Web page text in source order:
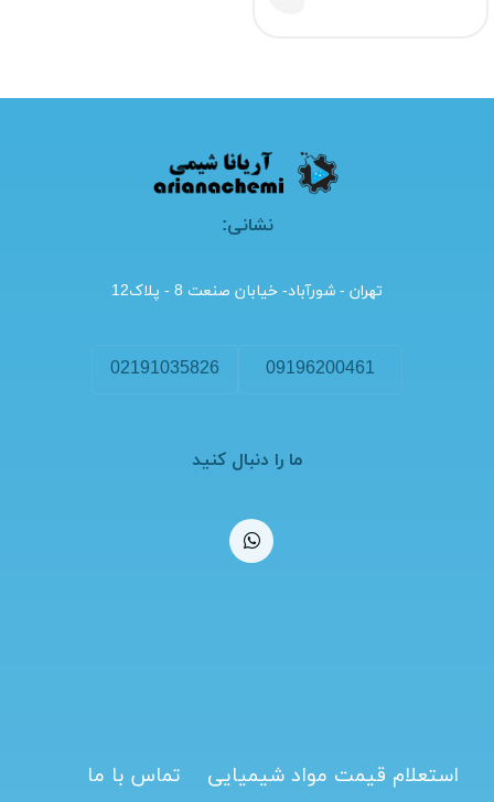
نشانی:
تهران - شورآباد- خیابان صنعت 8 - پلاک12
09196200461
02191035826
ما را دنبال کنید
استعلام قیمت مواد شیمیایی تماس با ما